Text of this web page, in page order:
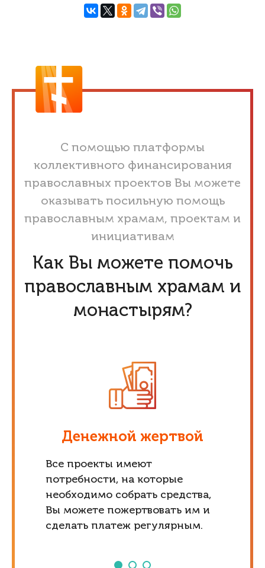
С помощью платформы
коллективного финансирования
православных проектов Вы можете
оказывать посильную помощь
православным храмам, проектам и
инициативам
Как Вы можете помочь
православным храмам и
монастырям?
Денежной жертвой
Все проекты имеют
потребности, на которые
необходимо собрать средства,
Вы можете пожертвовать им и
сделать платеж регулярным.